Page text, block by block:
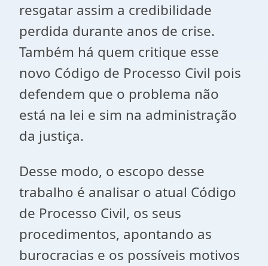
resgatar assim a credibilidade
perdida durante anos de crise.
Também há quem critique esse
novo Código de Processo Civil pois
defendem que o problema não
está na lei e sim na administração
da justiça.
Desse modo, o escopo desse
trabalho é analisar o atual Código
de Processo Civil, os seus
procedimentos, apontando as
burocracias e os possíveis motivos